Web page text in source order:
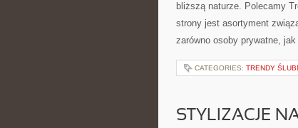
bliższą naturze. Polecamy
strony jest asortyment
zarówno osoby prywatne,
CATEGORIES: TRENDY
STYLIZACJE